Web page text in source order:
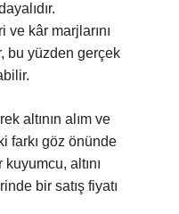
kâr marjlarını
bu yüzden gerçek
altının alım ve
farkı göz önünde
altını
bir satış fiyatı